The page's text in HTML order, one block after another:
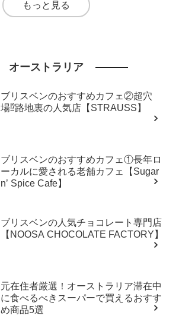
もっと見る
オーストラリア
ブリスベンのおすすめカフェ②超穴
場⁉路地裏の人気店【STRAUSS】
ブリスベンのおすすめカフェ①長年ロ
ーカルに愛される老舗カフェ【Sugar
n’ Spice Cafe】
ブリスベンの人気チョコレート専門店
【NOOSA CHOCOLATE FACTORY】
元在住者厳選！オーストラリア滞在中
に食べるべきスーパーで買えるおすす
め商品5選